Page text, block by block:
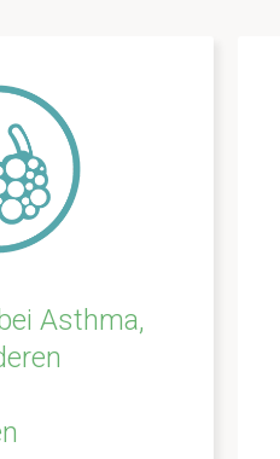
Asthma,